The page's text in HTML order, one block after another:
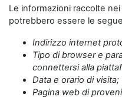
Le informazioni raccolte
potrebbero essere le
Indirizzo internet
Tipo di browser e
connettersi alla
Data e orario di visita;
Pagina web di